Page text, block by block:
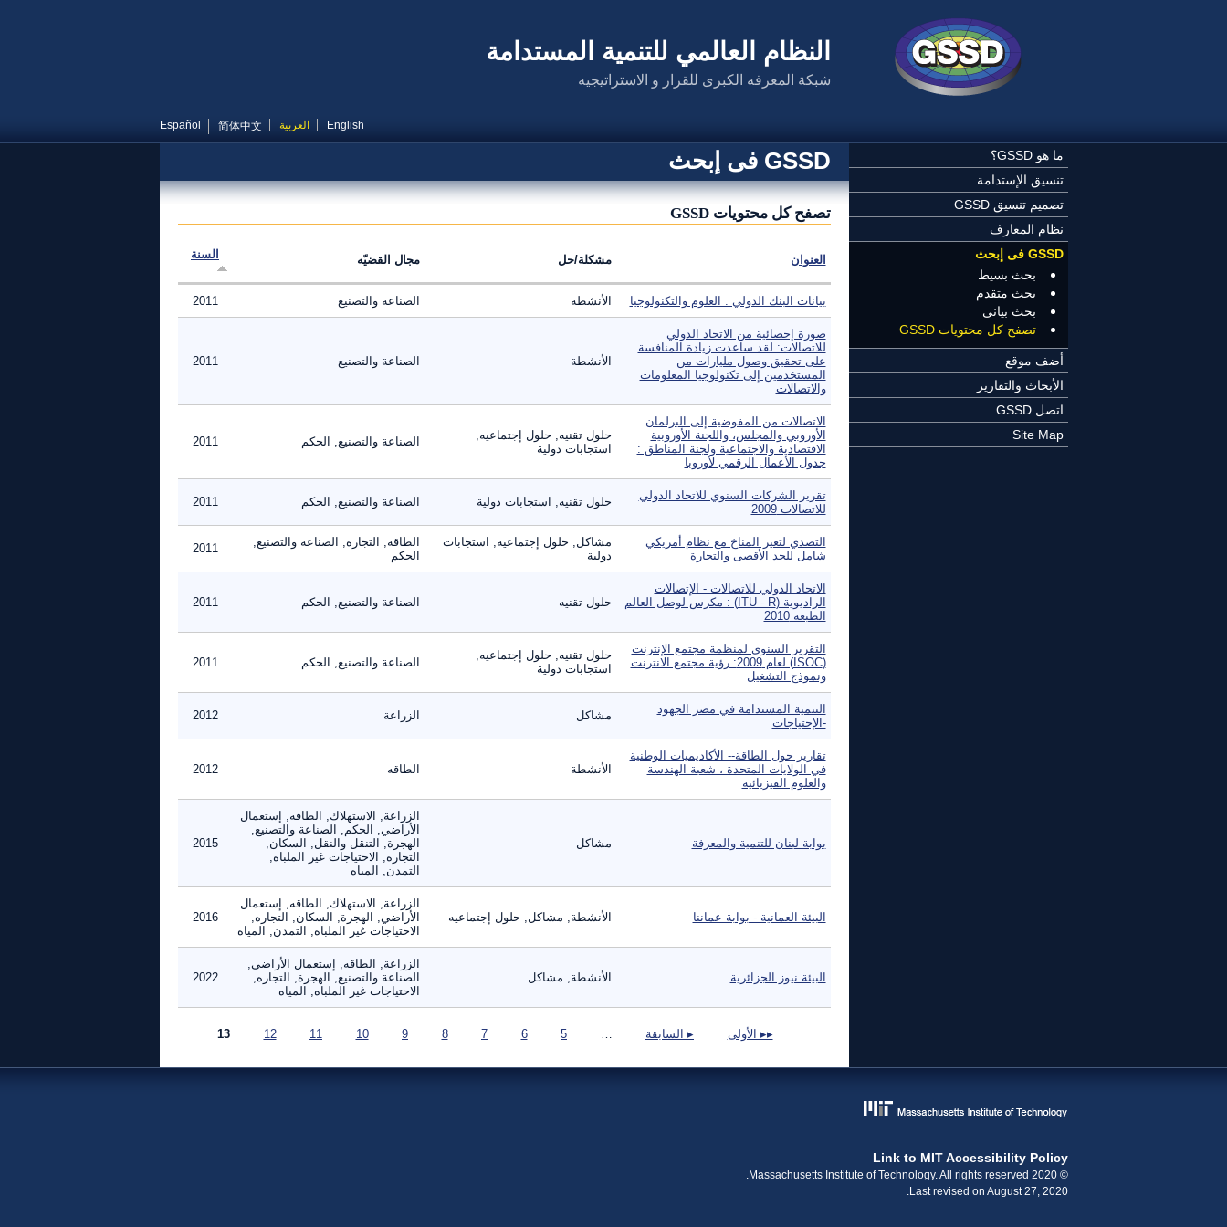
النظام العالمي للتنمية المستدامة
شبكة المعرفه الكبرى للقرار و الاستراتيجيه
English العربية 简体中文
Español
ما هو GSSD؟
تنسيق الإستدامة
تصميم تنسيق GSSD
نظام المعارف
GSSD فى إبحث
بحث بسيط
بحث متقدم
بحث بيانى
تصفح كل محتويات GSSD
أضف موقع
الأبحاث والتقارير
اتصل GSSD
Site Map
GSSD فى إبحث
تصفح كل محتويات GSSD
العنوان مشكلة/حل مجال القضيّه السنة
بيانات البنك الدولي : العلوم والتكنولوجيا الأنشطة الصناعة والتصنيع 2011
صورة إحصائية من الاتحاد الدولي
للاتصالات: لقد ساعدت زيادة المنافسة
على تحقيق وصول مليارات من
المستخدمين إلى تكنولوجيا المعلومات
والاتصالات
الأنشطة الصناعة والتصنيع 2011
الاتصالات من المفوضية إلى البرلمان
الأوروبي والمجلس، واللجنة الأوروبية
الاقتصادية والاجتماعية ولجنة المناطق :
جدول الأعمال الرقمي لأوروبا
حلول تقنيه, حلول إجتماعيه,
استجابات دولية
الصناعة والتصنيع, الحكم 2011
تقرير الشركات السنوي للاتحاد الدولي
للاتصالات 2009
حلول تقنيه, استجابات دولية الصناعة والتصنيع, الحكم 2011
التصدي لتغير المناخ مع نظام أمريكي
شامل للحد الأقصى والتجارة
مشاكل, حلول إجتماعيه, استجابات
دولية
الطاقه, التجاره, الصناعة والتصنيع,
الحكم
2011
الاتحاد الدولي للاتصالات - الإتصالات
الراديوية (ITU - R) : مكرس لوصل العالم
الطبعة 2010
حلول تقنيه الصناعة والتصنيع, الحكم 2011
التقرير السنوي لمنظمة مجتمع الإنترنت
(ISOC) لعام 2009: رؤية مجتمع الانترنت
ونموذج التشغيل
حلول تقنيه, حلول إجتماعيه,
استجابات دولية
الصناعة والتصنيع, الحكم 2011
التنمية المستدامة في مصر الجهود
-الإحتياجات
مشاكل الزراعة 2012
تقارير حول الطاقة-- الأكاديميات الوطنية
في الولايات المتحدة ، شعبة الهندسة
والعلوم الفيزيائية
الأنشطة الطاقه 2012
بوابة لبنان للتنمية والمعرفة مشاكل
الزراعة, الاستهلاك, الطاقه, إستعمال
الأراضي, الحكم, الصناعة والتصنيع,
الهجرة, التنقل والنقل, السكان,
التجاره, الاحتياجات غير الملباه,
التمدن, المياه
2015
البيئة العمانية - بوابة عماننا الأنشطة, مشاكل, حلول إجتماعيه
الزراعة, الاستهلاك, الطاقه, إستعمال
الأراضي, الهجرة, السكان, التجاره,
الاحتياجات غير الملباه, التمدن, المياه
2016
البيئة نيوز الجزائرية الأنشطة, مشاكل
الزراعة, الطاقه, إستعمال الأراضي,
الصناعة والتصنيع, الهجرة, التجاره,
الاحتياجات غير الملباه, المياه
2022
▸▸ الأولى ▸ السابقة 5
6
7
8
9
10
11
12
13
Link to MIT Accessibility Policy
© 2020 Massachusetts Institute of Technology. All rights reserved.
Last revised on August 27, 2020.